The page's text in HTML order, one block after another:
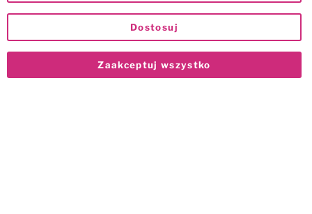
Zaakceptuj wszystko
Dostosuj